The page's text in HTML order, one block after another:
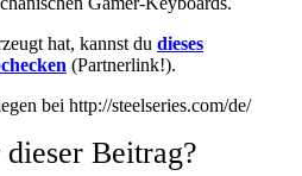
hat, kannst du dieses
(Partnerlink!).
bei http://steelseries.com/de/
Beitrag?